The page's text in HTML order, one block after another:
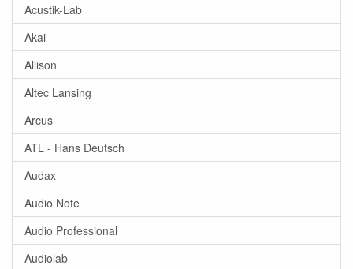
Acustik-Lab
Akai
Allison
Altec Lansing
Arcus
ATL - Hans Deutsch
Audax
Audio Note
Audio Professional
Audiolab